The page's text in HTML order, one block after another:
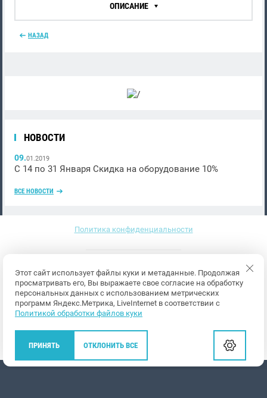
НОВОСТИ
09.01.2019
С 14 по 31 Января Скидка на оборудование 10%
ВСЕ НОВОСТИ
ОПИСАНИЕ
НАЗАД
Политика конфиденциальности
Мегагрупп.ру
Этот сайт использует файлы куки и метаданные. Продолжая
просматривать его, Вы выражаете свое согласие на обработку
персональных данных с использованием метрических
программ Яндекс.Метрика, LiveInternet в соответствии с
Политикой обработки файлов куки
ПРИНЯТЬ ОТКЛОНИТЬ ВСЕ